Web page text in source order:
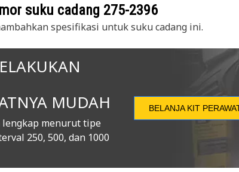
suku cadang 275-2396
spesifikasi untuk suku cadang ini.
MUDAH
menurut tipe
250, 500, dan 1000
BELANJA KIT